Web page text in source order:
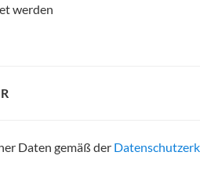
werden
Daten gemäß der